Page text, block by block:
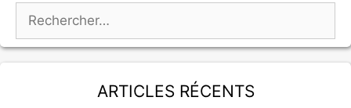
Articles récents